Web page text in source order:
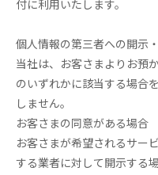
付に利用いたします。
個人情報の第三者への開示
当社は、お客さまよりお預
のいずれかに該当する場合
しません。
お客さまの同意がある場合
お客さまが希望されるサー
する業者に対して開示する